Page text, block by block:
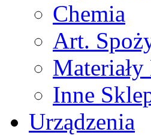
Chemia
Art.
Inne
Urządzenia